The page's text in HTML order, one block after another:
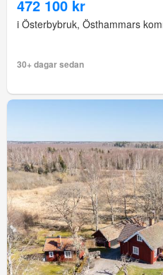
472 100 kr
i Österbybruk, Östhammars
30+ dagar sedan